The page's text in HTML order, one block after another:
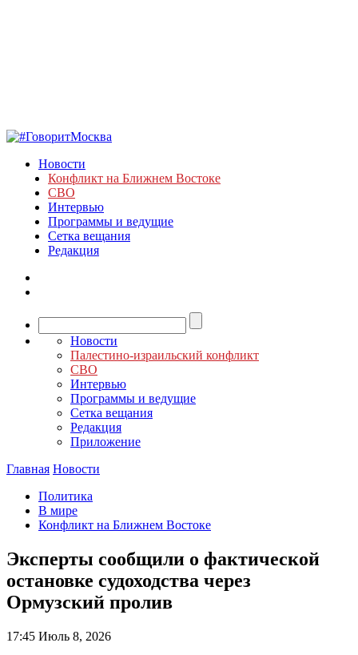
Новости
Конфликт на Ближнем Востоке
СВО
Интервью
Программы и ведущие
Сетка вещания
Редакция
Новости
Палестино-израильский конфликт
СВО
Интервью
Программы и ведущие
Сетка вещания
Редакция
Приложение
Главная Новости
Политика
В мире
Конфликт на Ближнем Востоке
Эксперты сообщили о фактической
остановке судоходства через
Ормузский пролив
17:45 Июль 8, 2026